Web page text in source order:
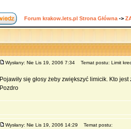
Forum krakow.lets.pl Strona Główna ->
Wysłany: Nie Lis 19, 2006 7:34 Temat postu: Limit
Pojawiły się głosy żeby zwiększyć limicik. Kto
Pozdro
Wysłany: Nie Lis 19, 2006 14:29 Temat postu: